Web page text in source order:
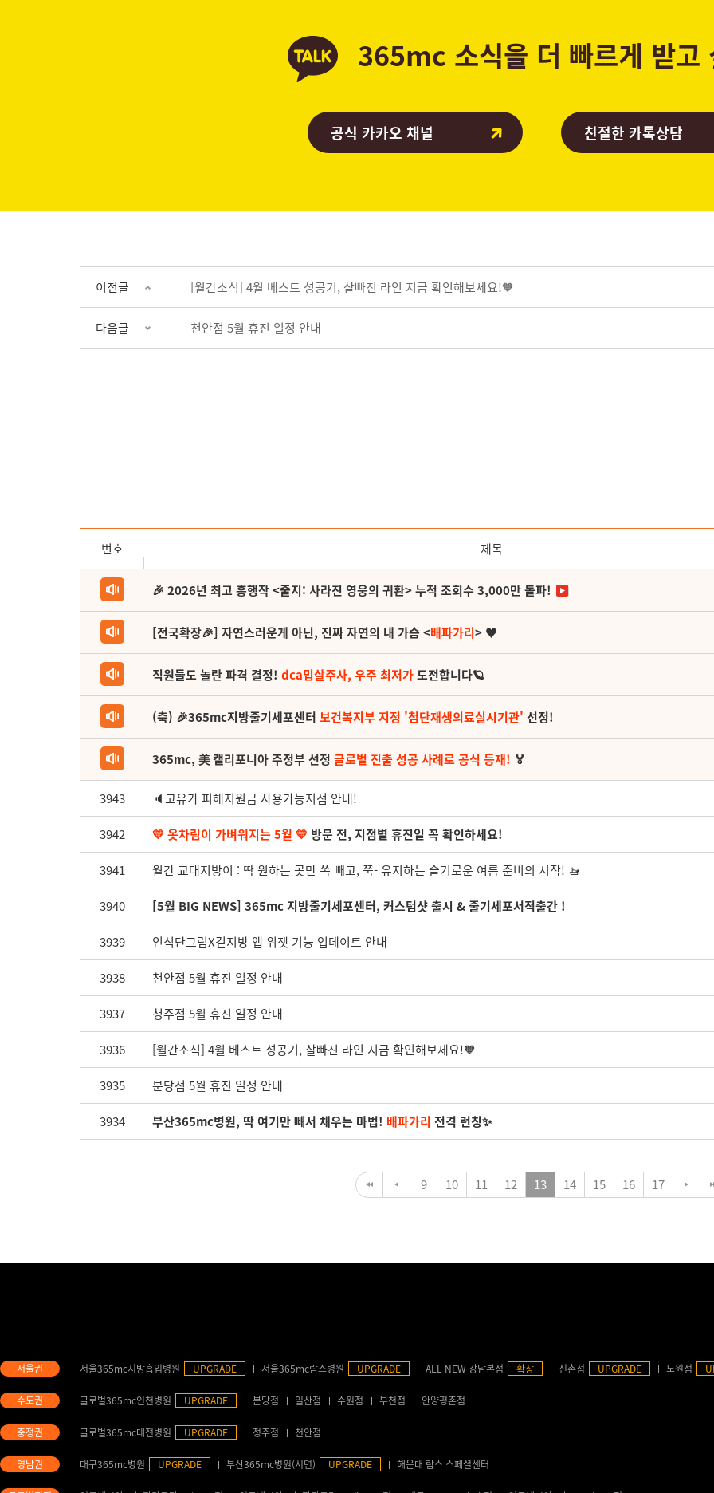
365mc 소식을 더 빠르게 받고
공식 카카오 채널 친절한 카톡상담
이전글 [월간소식] 4월 베스트 성공기, 살빠진 라인 지금 확인해보세요!🧡
다음글 천안점 5월 휴진 일정 안내
번호 제목
🎉 2026년 최고 흥행작 <줄지: 사라진 영웅의 귀환> 누적 조회수 3,000만 돌파!
[전국확장🎉] 자연스러운게 아닌, 진짜 자연의 내 가슴 <배파가리> ♥
직원들도 놀란 파격 결정! dca밉살주사, 우주 최저가도전합니다🪐
(축) 🎉365mc지방줄기세포센터 보건복지부 지정 '첨단재생의료실시기관' 선정!
365mc, 美 캘리포니아 주정부 선정 글로벌 진출 성공 사례로 공식 등재! 🏅
3943 🔈고유가 피해지원금 사용가능지점 안내!
3942 💛 옷차림이 가벼워지는 5월 💛 방문 전, 지점별 휴진일 꼭 확인하세요!
3941 월간 교대지방이 : 딱 원하는 곳만 쏙 빼고, 쭉- 유지하는 슬기로운 여름 준비의 시작! 🚤
3940 [5월 BIG NEWS] 365mc 지방줄기세포센터, 커스텀샷 출시 & 줄기세포서적출간 !
3939 인식단그림X걷지방 앱 위젯 기능 업데이트 안내
3938 천안점 5월 휴진 일정 안내
3937 청주점 5월 휴진 일정 안내
3936 [월간소식] 4월 베스트 성공기, 살빠진 라인 지금 확인해보세요!🧡
3935 분당점 5월 휴진 일정 안내
3934 부산365mc병원, 딱 여기만 빼서 채우는 마법! 배파가리 전격 런칭✨
9 10 11 12 13 14 15 16 17
서울365mc지방흡입병원 UPGRADE 서울365mc람스병원 UPGRADE ALL NEW 강남본점 확장 신촌점 UPGRADE 노원점
글로벌365mc인천병원 UPGRADE 분당점 일산점 수원점 부천점 안양평촌점
글로벌365mc대전병원 UPGRADE 청주점 천안점
대구365mc병원 UPGRADE 부산365mc병원(서면) UPGRADE 해운대 람스 스페셜센터